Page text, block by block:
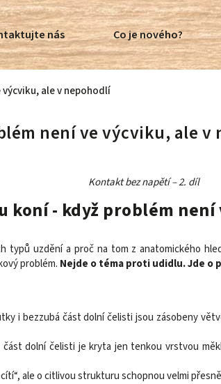
nás Co je nového?
ale v nepohodlí
není ve výcviku, ale v
Kontakt bez napětí – 2. díl
koní - když problém
typů uzdění a proč na tom z anatomického
problém. Nejde o téma proti udidlu. Jde o
i bezzubá část dolní čelisti jsou zásobeny
dolní čelisti je kryta jen tenkou vrstvou
ale o citlivou strukturu schopnou velmi